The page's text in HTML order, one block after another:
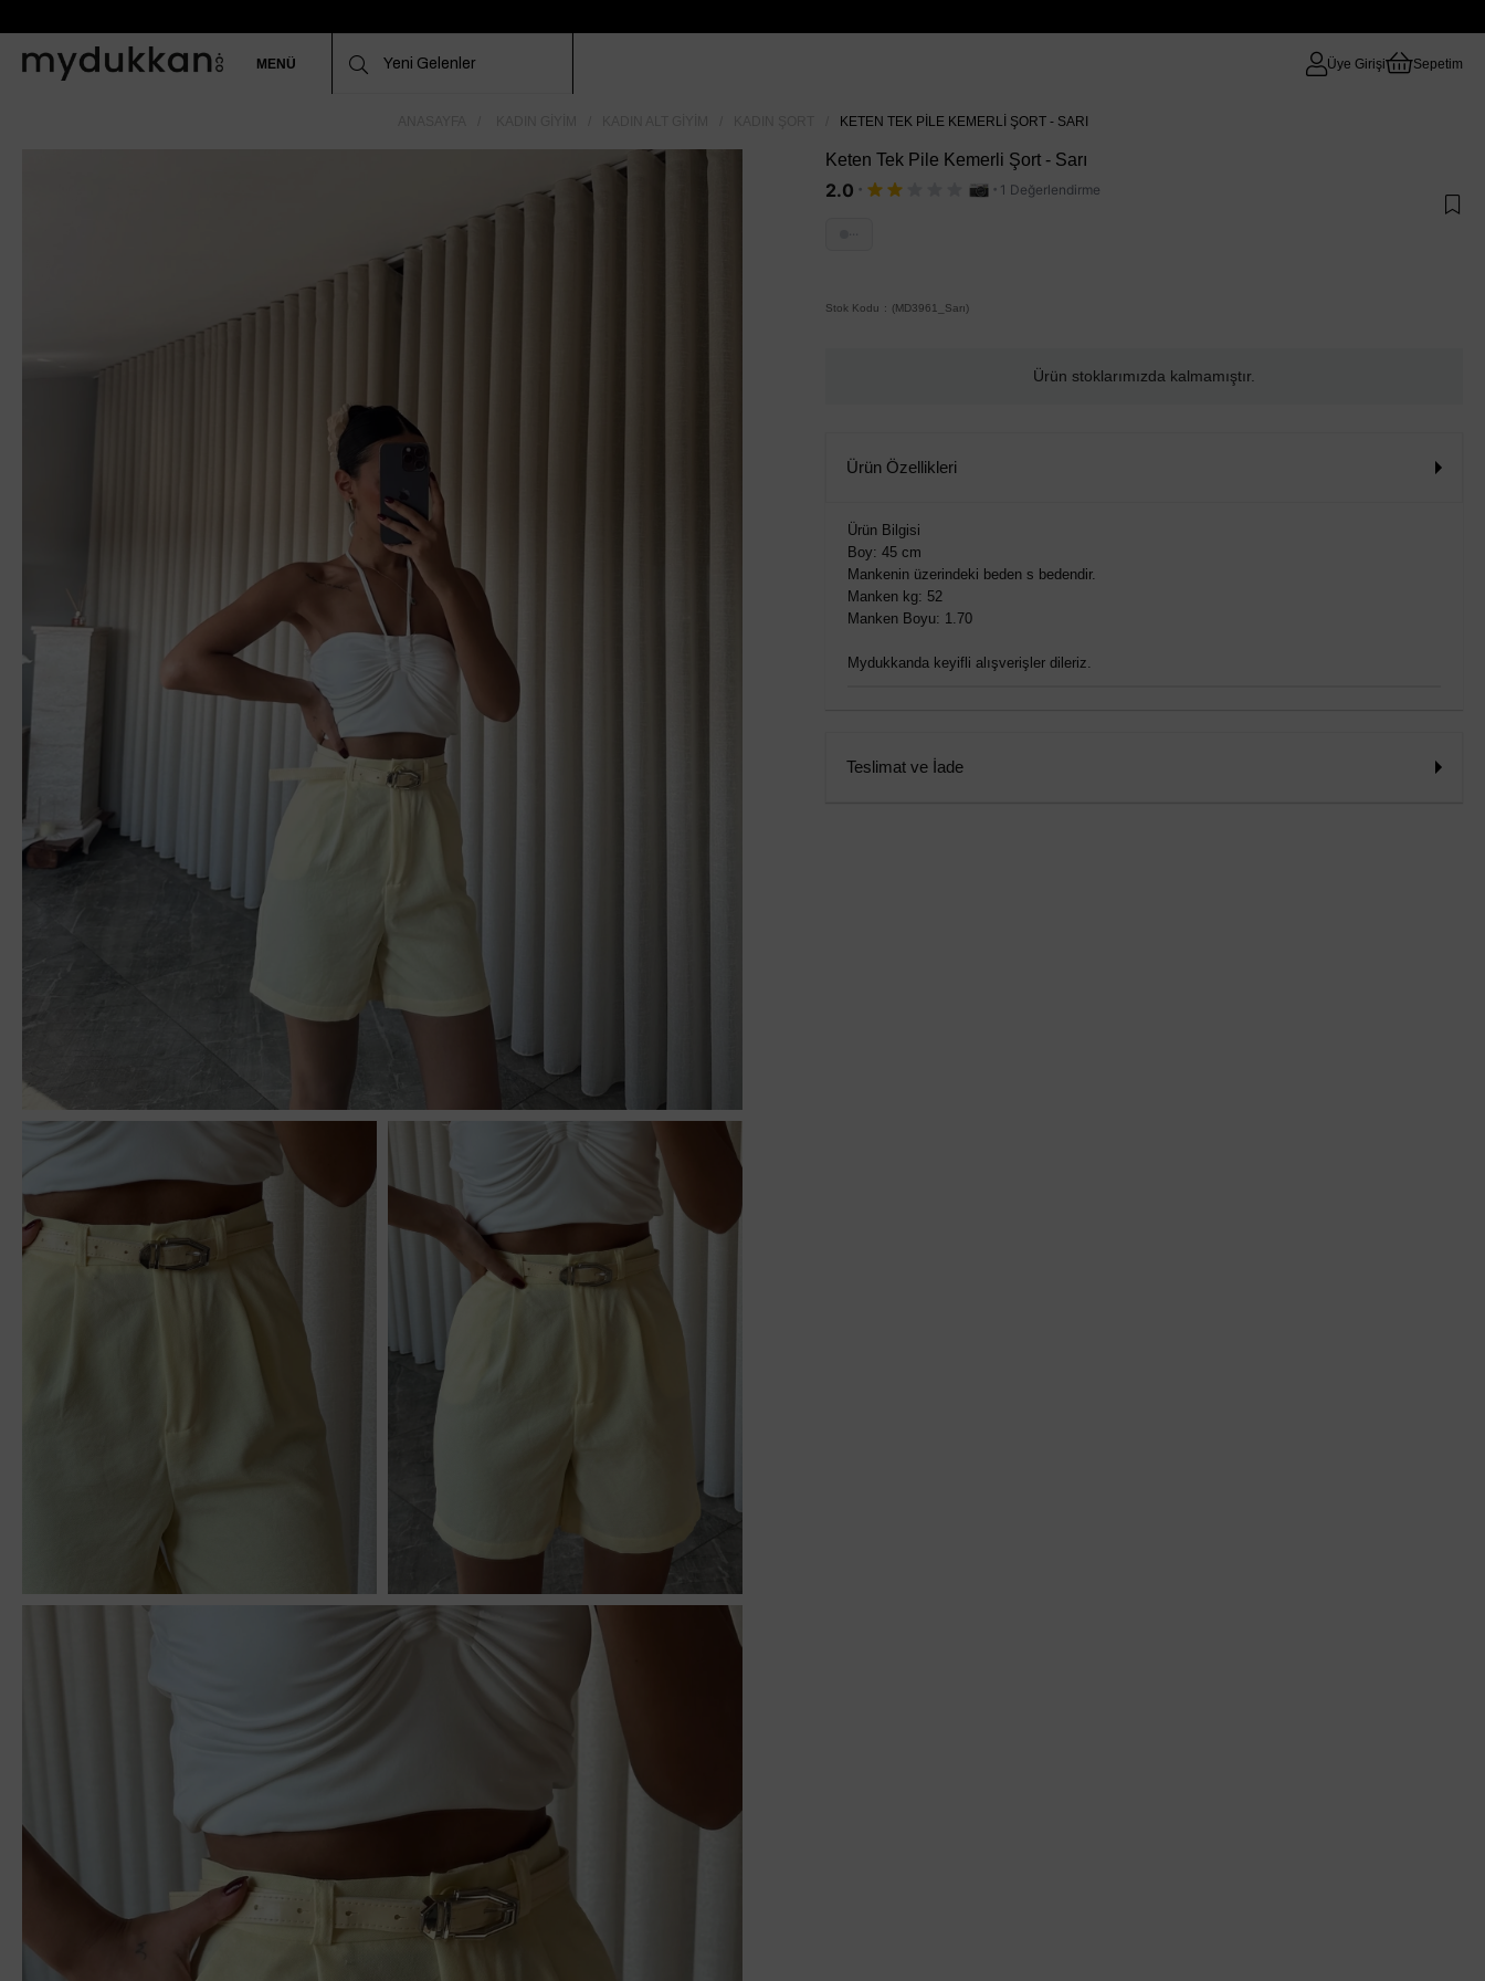
MENÜ Üye Girişi Sepetim
KETEN TEK PILE KEMERLI ŞORT - SARI
Keten Tek Pile Kemerli Şort - Sarı
2.0 · · 1 Değerlendirme
Stok Kodu (MD3961_Sarı)
Ürün stoklarımızda kalmamıştır.
Ürün Özellikleri
Ürün Bilgisi
Boy: 45 cm
Mankenin üzerindeki beden s bedendir.
Manken kg: 52
Manken Boyu: 1.70
Mydukkanda keyifli alışverişler dileriz.
Teslimat ve İade